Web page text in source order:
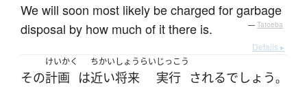
We will soon most likely be charged for garbage
disposal by how much of it there is.
— Tatoeba
Details ▸
その
けいかく
計画 は
ちかいしょうらい
近い将来
じっこう
実行 されるでしょう。